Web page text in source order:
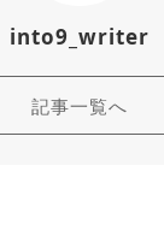
into9_writer
記事一覧へ